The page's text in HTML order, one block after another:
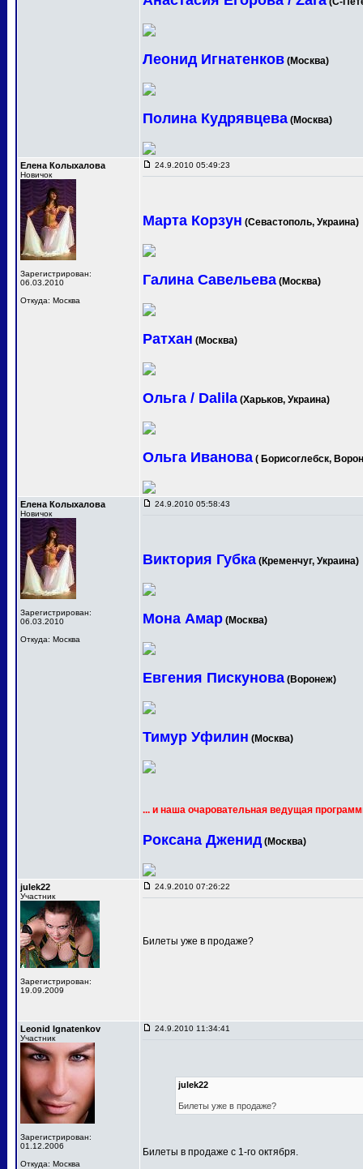
Леонид Игнатенков (Москва)
Полина Кудрявцева (Москва)
Елена Колыхалова
Новичок
Зарегистрирован:
06.03.2010
Откуда: Москва
24.9.2010 05:49:23
Марта Корзун (Севастополь, Украина)
Галина Савельева (Москва)
Ратхан (Москва)
Ольга / Dalila (Харьков, Украина)
Ольга Иванова ( Борисоглебск,
Елена Колыхалова
Новичок
Зарегистрирован:
06.03.2010
Откуда: Москва
24.9.2010 05:58:43
Виктория Губка (Кременчуг, Украина)
Мона Амар (Москва)
Евгения Пискунова (Воронеж)
Тимур Уфилин (Москва)
... и наша очаровательная ведущая
Роксана Дженид (Москва)
julek22
Участник
Зарегистрирован:
19.09.2009
24.9.2010 07:26:22
Билеты уже в продаже?
Leonid Ignatenkov
Участник
Зарегистрирован:
01.12.2006
Откуда: Москва
24.9.2010 11:34:41
julek22
Билеты уже в продаже?
Билеты в продаже с 1-го октября.